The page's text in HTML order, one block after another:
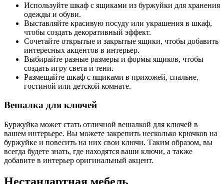
Используйте шкаф с ящиками из буржуйки для хранения
одежды и обуви.
Выставляйте красивую посуду или украшения в шкаф,
чтобы создать декоративный эффект.
Сочетайте открытые и закрытые ящики, чтобы добавить
интересных акцентов в интерьер.
Выбирайте разные размеры и формы ящиков, чтобы
создать игру света и тени.
Размещайте шкаф с ящиками в прихожей, спальне,
гостиной или детской комнате.
Вешалка для ключей
Буржуйка может стать отличной вешалкой для ключей в
вашем интерьере. Вы можете закрепить несколько крючков на
буржуйке и повесить на них свои ключи. Таким образом, вы
всегда будете знать, где находятся ваши ключи, а также
добавите в интерьер оригинальный акцент.